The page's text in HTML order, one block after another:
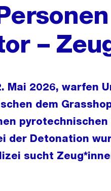
–
Mai 2026, warfen
dem
der Detonation
sucht